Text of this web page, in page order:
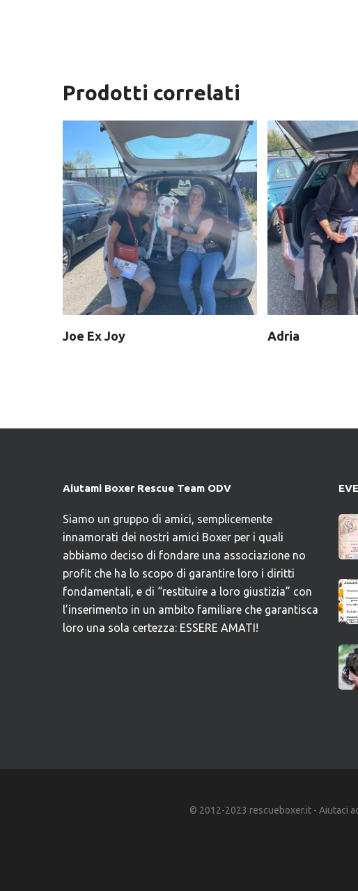
Prodotti correlati
Joe Ex Joy Adria
Aiutami Boxer Rescue Team ODV
Siamo un gruppo di amici, semplicemente
innamorati dei nostri amici Boxer per i quali
abbiamo deciso di fondare una associazione no
profit che ha lo scopo di garantire loro i diritti
fondamentali, e di “restituire a loro giustizia” con
l’inserimento in un ambito familiare che garantisca
loro una sola certezza: ESSERE AMATI!
© 2012-2023 rescueboxer.it - Aiutaci